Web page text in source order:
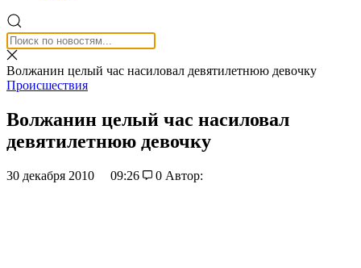
Волжанин целый час насиловал девятилетнюю девочку
Происшествия
Волжанин целый час насиловал
девятилетнюю девочку
30 декабря 2010 09:26 0 Автор: